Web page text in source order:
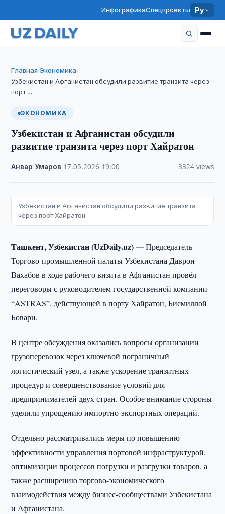
ИнфографикаСпецпроекты Ру
Главная›Экономика›
Узбекистан и Афганистан обсудили развитие транзита через
порт …
ЭКОНОМИКА
Узбекистан и Афганистан обсудили
развитие транзита через порт Хайратон
Анвар Умаров 17.05.2026 19:00 3324 views
Узбекистан и Афганистан обсудили развитие транзита
через порт Хайратон
Ташкент, Узбекистан (UzDaily.uz) —Председатель
Торгово-промышленной палаты Узбекистана Даврон
Вахабов в ходе рабочего визита в Афганистан провёл
переговоры с руководителем государственной компании
“ASTRAS”, действующей в порту Хайратон, Бисмиллой
Бовари.
В центре обсуждения оказались вопросы организации
грузоперевозок через ключевой пограничный
логистический узел, а также ускорение транзитных
процедур и совершенствование условий для
предпринимателей двух стран. Особое внимание стороны
уделили упрощению импортно-экспортных операций.
Отдельно рассматривались меры по повышению
эффективности управления портовой инфраструктурой,
оптимизации процессов погрузки и разгрузки товаров, а
также расширению торгово-экономического
взаимодействия между бизнес-сообществами Узбекистана
и Афганистана.